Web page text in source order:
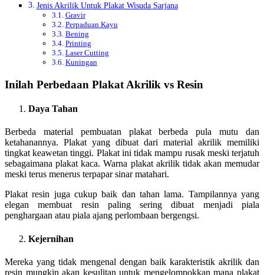
Jenis Akrilik Untuk Plakat Wisuda Sarjana
Gravir
Perpaduan Kayu
Bening
Printing
Laser Cutting
Kuningan
Inilah Perbedaan Plakat Akrilik vs Resin
Daya Tahan
Berbeda material pembuatan plakat berbeda pula mutu dan
ketahanannya. Plakat yang dibuat dari material akrilik memiliki
tingkat keawetan tinggi. Plakat ini tidak mampu rusak meski terjatuh
sebagaimana plakat kaca. Warna plakat akrilik tidak akan memudar
meski terus menerus terpapar sinar matahari.
Plakat resin juga cukup baik dan tahan lama. Tampilannya yang
elegan membuat resin paling sering dibuat menjadi piala
penghargaan atau piala ajang perlombaan bergengsi.
Kejernihan
Mereka yang tidak mengenal dengan baik karakteristik akrilik dan
resin mungkin akan kesulitan untuk mengelompokkan mana plakat